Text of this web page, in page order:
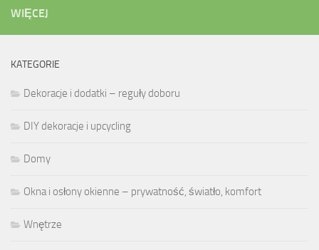
WIĘCEJ
KATEGORIE
Dekoracje i dodatki – reguły doboru
DIY dekoracje i upcycling
Domy
Okna i osłony okienne – prywatność, światło, komfort
Wnętrze